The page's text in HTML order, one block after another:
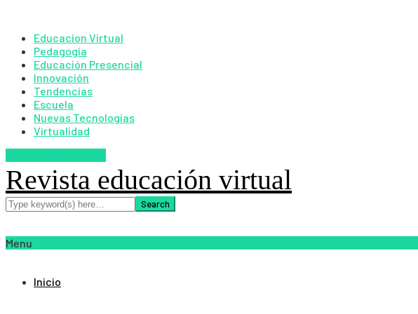
Educacion Virtual
Pedagogía
Educación Presencial
Innovación
Tendencias
Escuela
Nuevas Tecnologías
Virtualidad
Revista educación virtual
Menu
Inicio